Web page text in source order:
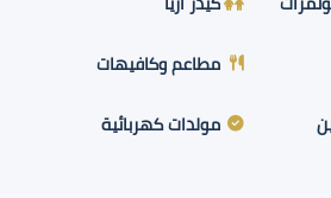
كيدز أريا
مطاعم وكافيهات
مولدات كهربائية